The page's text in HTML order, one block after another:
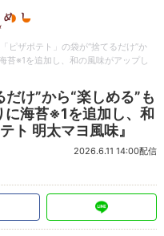
「ピザポテト」の袋が“捨てるだけ”か
苔※1を追加し、和の風味がアップし
だけ”から“楽しめる”も
に海苔※1を追加し、和
ト 明太マヨ風味』
2026.6.11 14:00配信